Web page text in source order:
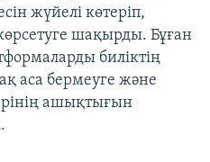
жүйелі көтеріп,
шақырды. Бұған
биліктің
аса бермеуге және
ашықтығын